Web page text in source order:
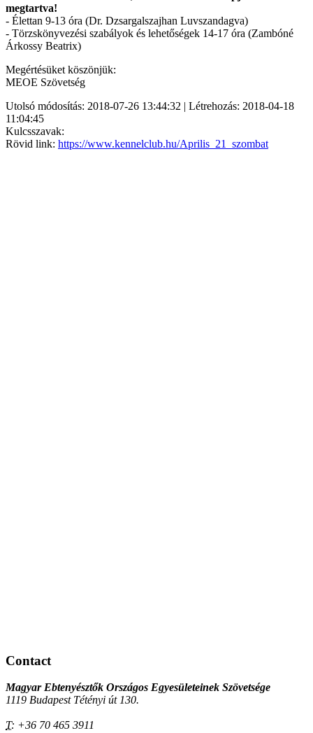
megtartva!
- Élettan 9-13 óra (Dr. Dzsargalszajhan Luvszandagva)
- Törzskönyvezési szabályok és lehetőségek 14-17 óra (Zambóné
Árkossy Beatrix)
Megértésüket köszönjük:
MEOE Szövetség
Utolsó módosítás: 2018-07-26 13:44:32 | Létrehozás: 2018-04-18
11:04:45
Kulcsszavak:
Rövid link: https://www.kennelclub.hu/Aprilis_21_szombat
Contact
Magyar Ebtenyésztők Országos Egyesületeinek Szövetsége
1119 Budapest Tétényi út 130.
T: +36 70 465 3911